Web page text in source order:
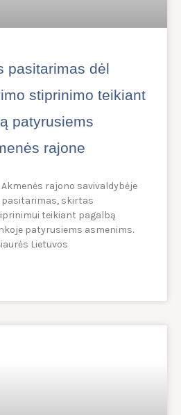
pasitarimas dėl
stiprinimo teikiant
patyrusiems
rajone
Akmenės rajono savivaldybėje
skirtas
teikiant pagalbą
patyrusiems asmenims.
Lietuvos